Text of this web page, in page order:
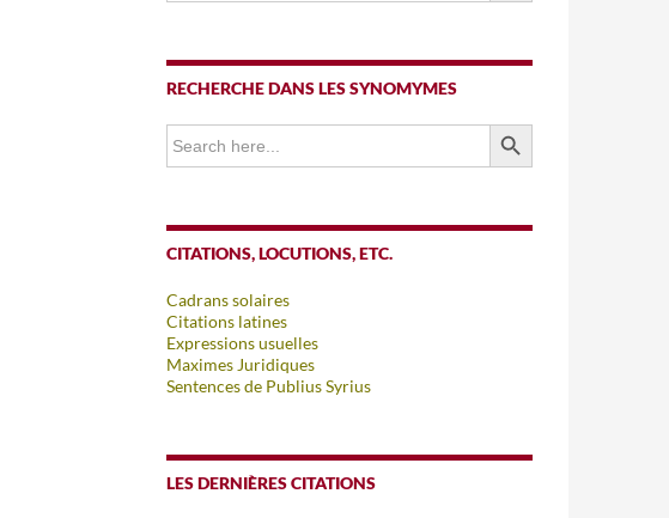
RECHERCHE DANS LES SYNOMYMES
Search
for:
SEARCH BUTTON
CITATIONS, LOCUTIONS, ETC.
Cadrans solaires
Citations latines
Expressions usuelles
Maximes Juridiques
Sentences de Publius Syrius
LES DERNIÈRES CITATIONS